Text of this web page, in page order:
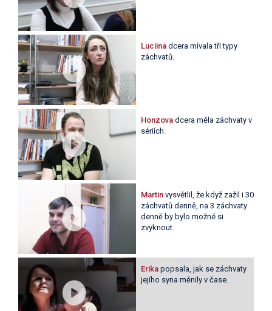
Luciina dcera mívala tři typy
záchvatů.
Honzova dcera měla záchvaty v
sériích.
Martin vysvětlil, že když zažil i 30
záchvatů denně, na 3 záchvaty
denně by bylo možné si
zvyknout.
Erika popsala, jak se záchvaty
jejího syna měnily v čase.